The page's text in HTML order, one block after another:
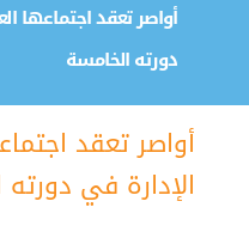
أواصر تعقد اجتماعها
دورته الخامسة
أواصر تعقد
الإدارة في